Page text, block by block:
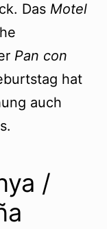
Das Motel
Pan con
hat
auch
/